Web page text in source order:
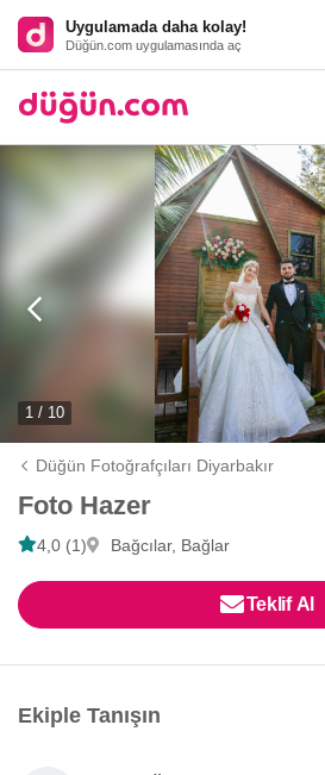
Uygulamada daha kolay!
Düğün.com uygulamasında aç
1 / 10
Düğün Fotoğrafçıları Diyarbakır
Foto Hazer
4,0 (1) Bağcılar, Bağlar
Teklif Al
Ekiple Tanışın